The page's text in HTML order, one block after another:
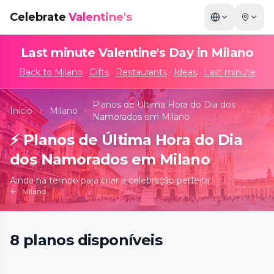
Celebrate Valentine's
Last minute Valentine's Day in Milano
Back to Milano · Gifts· Restaurants· Ideas· Last minute
Início Milano
Planos de Última Hora do Dia dos
Namorados em Milano
⚡ Planos de Última Hora do Dia
dos Namorados em Milano
Ainda há tempo para criar a celebração perfeita
Milano
8 planos disponíveis
un affascinante spettacolo di luci